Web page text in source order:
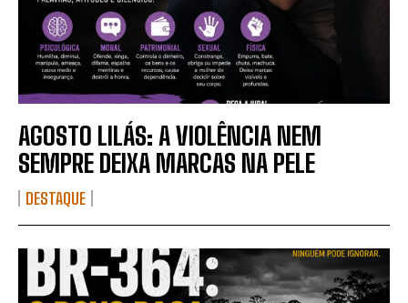
AGOSTO LILÁS: A VIOLÊNCIA NEM
SEMPRE DEIXA MARCAS NA PELE
DESTAQUE